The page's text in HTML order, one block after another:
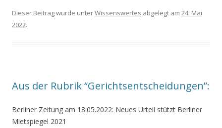
Dieser Beitrag wurde unterWissenswertes abgelegt am 24. Mai
2022.
Aus der Rubrik “Gerichtsentscheidungen”:
Berliner Zeitung am 18.05.2022: Neues Urteil stützt Berliner
Mietspiegel 2021